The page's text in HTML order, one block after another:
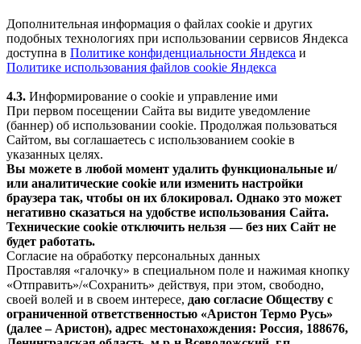
Дополнительная информация о файлах cookie и других
подобных технологиях при использовании сервисов Яндекса
доступна в Политике конфиденциальности Яндекса и
Политике использования файлов cookie Яндекса
4.3. Информирование о cookie и управление ими
При первом посещении Сайта вы видите уведомление
(баннер) об использовании cookie. Продолжая пользоваться
Сайтом, вы соглашаетесь с использованием cookie в
указанных целях.
Вы можете в любой момент удалить функциональные и/
или аналитические cookie или изменить настройки
браузера так, чтобы он их блокировал. Однако это может
негативно сказаться на удобстве использования Сайта.
Технические cookie отключить нельзя — без них Сайт не
будет работать.
Согласие на обработку персональных данных
Проставляя «галочку» в специальном поле и нажимая кнопку
«Отправить»/«Сохранить» действуя, при этом, свободно,
своей волей и в своем интересе, даю согласие Обществу с
ограниченной ответственностью «Аристон Термо Русь»
(далее – Аристон), адрес местонахождения: Россия, 188676,